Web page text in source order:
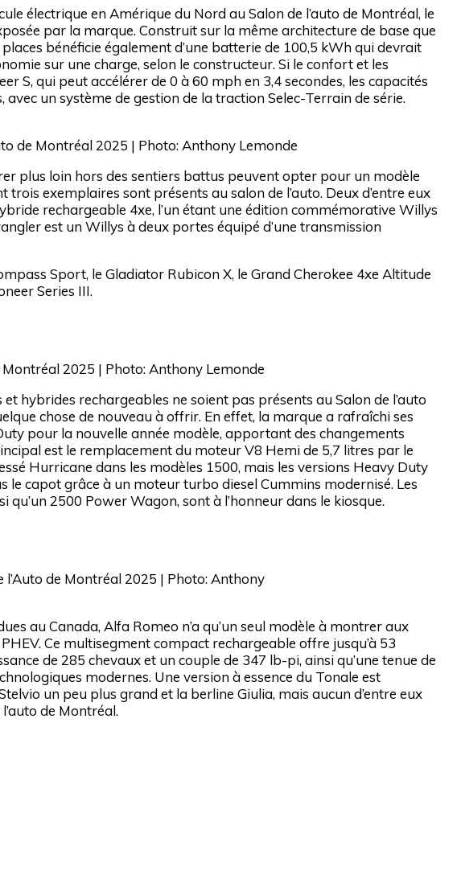
électrique en Amérique du Nord au Salon de l’auto de Montréal, le
par la marque. Construit sur la même architecture de base que
bénéficie également d’une batterie de 100,5 kWh qui devrait
sur une charge, selon le constructeur. Si le confort et les
S, qui peut accélérer de 0 à 60 mph en 3,4 secondes, les capacités
un système de gestion de la traction Selec-Terrain de série.
de Montréal 2025 | Photo: Anthony Lemonde
plus loin hors des sentiers battus peuvent opter pour un modèle
exemplaires sont présents au salon de l’auto. Deux d’entre eux
rechargeable 4xe, l’un étant une édition commémorative Willys
est un Willys à deux portes équipé d’une transmission
Sport, le Gladiator Rubicon X, le Grand Cherokee 4xe Altitude
Series III.
2025 | Photo: Anthony Lemonde
hybrides rechargeables ne soient pas présents au Salon de l’auto
chose de nouveau à offrir. En effet, la marque a rafraîchi ses
pour la nouvelle année modèle, apportant des changements
est le remplacement du moteur V8 Hemi de 5,7 litres par le
Hurricane dans les modèles 1500, mais les versions Heavy Duty
le capot grâce à un moteur turbo diesel Cummins modernisé. Les
2500 Power Wagon, sont à l’honneur dans le kiosque.
de Montréal 2025 | Photo: Anthony
au Canada, Alfa Romeo n’a qu’un seul modèle à montrer aux
Ce multisegment compact rechargeable offre jusqu’à 53
de 285 chevaux et un couple de 347 lb-pi, ainsi qu’une tenue de
modernes. Une version à essence du Tonale est
un peu plus grand et la berline Giulia, mais aucun d’entre eux
de Montréal.